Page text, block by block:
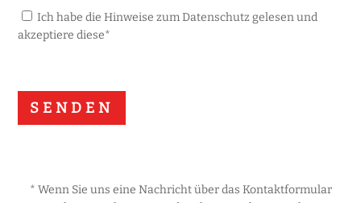
Ich habe die Hinweise zum Datenschutz gelesen und
akzeptiere diese*
* Wenn Sie uns eine Nachricht über das Kontaktformular